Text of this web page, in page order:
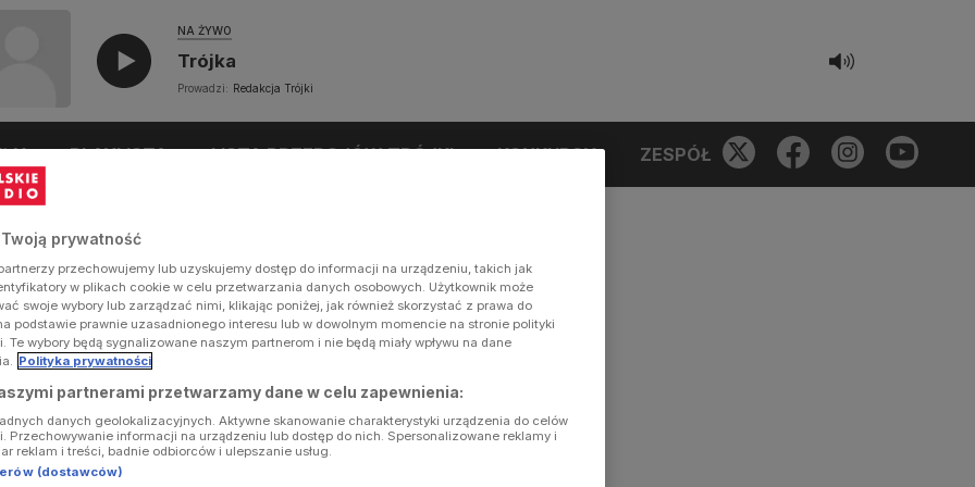
NA ŻYWO
Trójka
Prowadzi: Redakcja Trójki
PLAYLISTA LISTA PRZEBOJÓW TRÓJKI KONKURSY ZESPÓŁ
Twoją prywatność
przechowujemy lub uzyskujemy dostęp do informacji na urządzeniu, takich jak
w plikach cookie w celu przetwarzania danych osobowych. Użytkownik może
swoje wybory lub zarządzać nimi, klikając poniżej, jak również skorzystać z prawa do
podstawie prawnie uzasadnionego interesu lub w dowolnym momencie na stronie polityki
Te wybory będą sygnalizowane naszym partnerom i nie będą miały wpływu na dane
Polityka prywatności
partnerami przetwarzamy dane w celu zapewnienia:
danych geolokalizacyjnych. Aktywne skanowanie charakterystyki urządzenia do celów
Przechowywanie informacji na urządzeniu lub dostęp do nich. Spersonalizowane reklamy i
reklam i treści, badnie odbiorców i ulepszanie usług.
(dostawców)